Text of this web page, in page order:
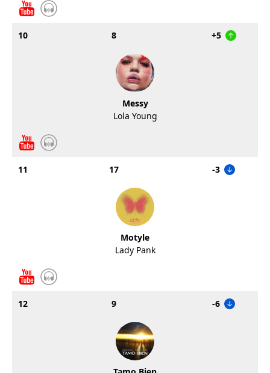
10 8 +5
Messy
Lola Young
11 17 -3
Motyle
Lady Pank
12 9 -6